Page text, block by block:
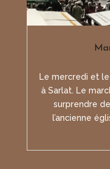
Le mercredi et
à Sarlat. Le
surprendre
l’ancienne